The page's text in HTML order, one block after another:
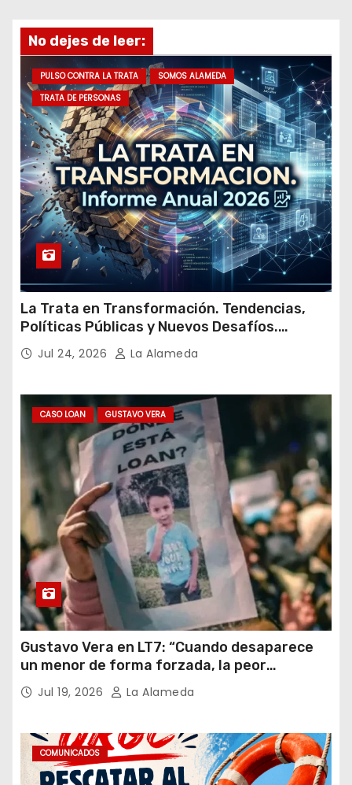
e
e
m
a
i
No dejes de leer:
PULSO CONTRA LA TRATA
SOMOS ALAMEDA
TRATA DE PERSONAS
La Trata en Transformación. Tendencias,
Políticas Públicas y Nuevos Desafíos.
Argentina y el Mundo – Julio 2026
Jul 24, 2026 La Alameda
CASO LOAN GUSTAVO VERA
Gustavo Vera en LT7: “Cuando desaparece
un menor de forma forzada, la peor
hipótesis es trata, y así debe seguir
caratulado el caso Loan”
Jul 19, 2026 La Alameda
COMUNICADOS